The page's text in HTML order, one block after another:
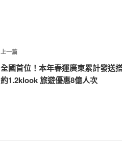
文
章
導
上
一
篇
上一篇
全國首位！本年春運廣東累計發送
約1.2klook 旅遊優惠8億人次